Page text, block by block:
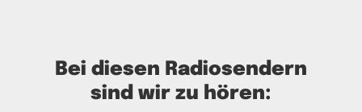
Bei diesen Radiosendern
sind wir zu hören: